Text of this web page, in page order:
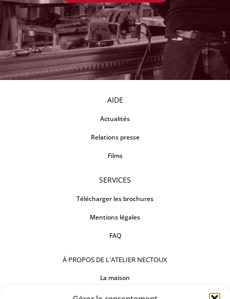
AIDE
Actualités
Relations presse
Films
SERVICES
Télécharger les brochures
Mentions légales
FAQ
À PROPOS DE L'ATELIER NECTOUX
La maison
Comptoirs